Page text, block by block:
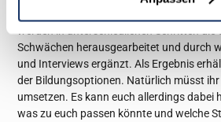
Schwächen herausgearbeitet und durch
und Interviews ergänzt. Als Ergebnis
der Bildungsoptionen. Natürlich müsst
umsetzen. Es kann euch allerdings dabei
was zu euch passen könnte und welche